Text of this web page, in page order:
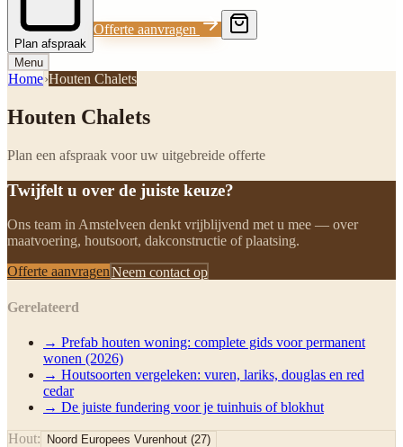
Plan afspraak
Offerte aanvragen
Menu
Home›Houten Chalets
Houten Chalets
Plan een afspraak voor uw uitgebreide offerte
Twijfelt u over de juiste keuze?
Ons team in Amstelveen denkt vrijblijvend met u mee — over
maatvoering, houtsoort, dakconstructie of plaatsing.
Offerte aanvragenNeem contact op
Gerelateerd
→ Prefab houten woning: complete gids voor permanent
wonen (2026)
→ Houtsoorten vergeleken: vuren, lariks, douglas en red
cedar
→ De juiste fundering voor je tuinhuis of blokhut
Hout: Noord Europees Vurenhout (27)